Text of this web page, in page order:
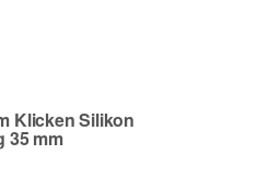
Klicken Silikon
35 mm